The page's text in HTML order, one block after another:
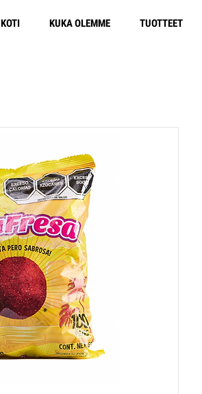
KOTI KUKA OLEMME TUOTTEET